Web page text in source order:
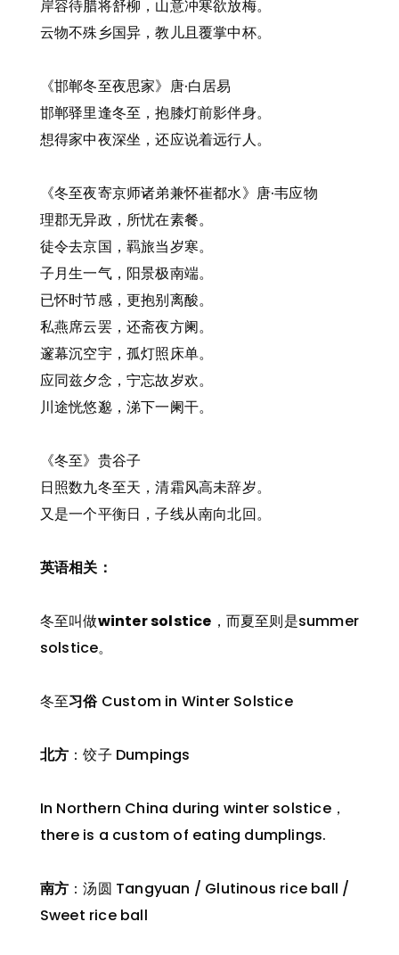
岸容待腊将舒柳，山意冲寒欲放梅。
云物不殊乡国异，教儿且覆掌中杯。
《邯郸冬至夜思家》唐·白居易
邯郸驿里逢冬至，抱膝灯前影伴身。
想得家中夜深坐，还应说着远行人。
《冬至夜寄京师诸弟兼怀崔都水》唐·韦应物
理郡无异政，所忧在素餐。
徒令去京国，羁旅当岁寒。
子月生一气，阳景极南端。
已怀时节感，更抱别离酸。
私燕席云罢，还斋夜方阑。
邃幕沉空宇，孤灯照床单。
应同兹夕念，宁忘故岁欢。
川途恍悠邈，涕下一阑干。
《冬至》贵谷子
日照数九冬至天，清霜风高未辞岁。
又是一个平衡日，子线从南向北回。
英语相关：
冬至叫做winter solstice ，而夏至则是summer
solstice。
冬至习俗Custom in Winter Solstice
北方 ：饺子 Dumpings
In Northern China during winter solstice，
there is a custom of eating dumplings.
南方 ：汤圆 Tangyuan / Glutinous rice ball /
Sweet rice ball